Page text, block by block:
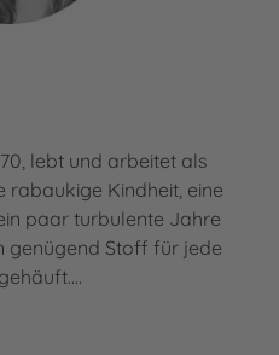
lebt und arbeitet als
rabaukige Kindheit, eine
paar turbulente Jahre
genügend Stoff für jede